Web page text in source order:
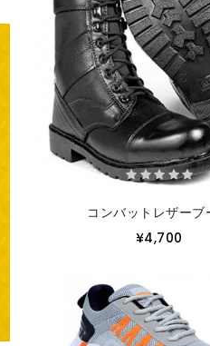
コンバットレザーブ
¥4,700